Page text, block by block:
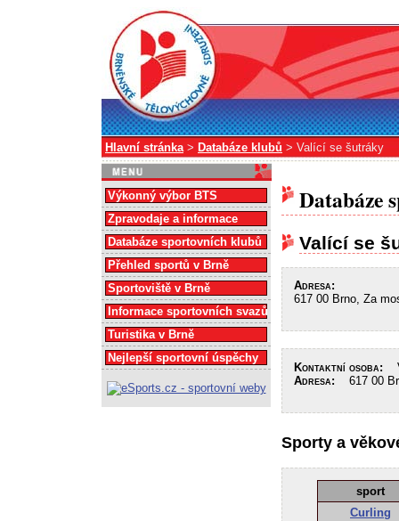
Hlavní stránka> Databáze klubů > Valící se šutráky
Databáze
Valící se
Adresa:
617 00 Brno, Za
Kontaktní osoba:
Adresa: 617 00
Sporty a
sport
Curling
Výkonný výbor BTS
Zpravodaje a informace
Databáze sportovních klubů
Přehled sportů v Brně
Sportoviště v Brně
Informace sportovních svazů
Turistika v Brně
Nejlepší sportovní úspěchy